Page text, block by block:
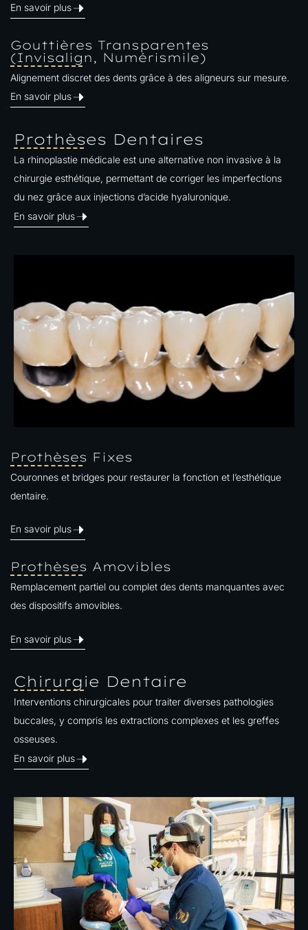
En savoir plus
Gouttières Transparentes
(Invisalign, Numérismile)
Alignement discret des dents grâce à des aligneurs sur mesure.
En savoir plus
Prothèses Dentaires
La rhinoplastie médicale est une alternative non invasive à la
chirurgie esthétique, permettant de corriger les imperfections
du nez grâce aux injections d’acide hyaluronique.
En savoir plus
Prothèses Fixes
Couronnes et bridges pour restaurer la fonction et l’esthétique
dentaire.
En savoir plus
Prothèses Amovibles
Remplacement partiel ou complet des dents manquantes avec
des dispositifs amovibles.​
En savoir plus
Chirurgie Dentaire
Interventions chirurgicales pour traiter diverses pathologies
buccales, y compris les extractions complexes et les greffes
osseuses.​
En savoir plus